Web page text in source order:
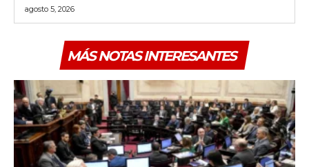
agosto 5, 2026
MÁS NOTAS INTERESANTES